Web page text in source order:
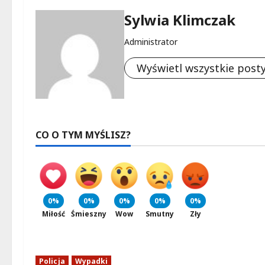
Sylwia Klimczak
Administrator
Wyświetl wszystkie
CO O TYM MYŚLISZ?
0%
Miłość
0%
Śmieszny
0%
Wow
0%
Smutny
0%
Zły
Policja Wypadki